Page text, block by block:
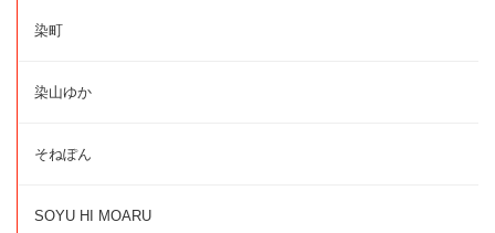
染町
染山ゆか
そねぽん
SOYU HI MOARU